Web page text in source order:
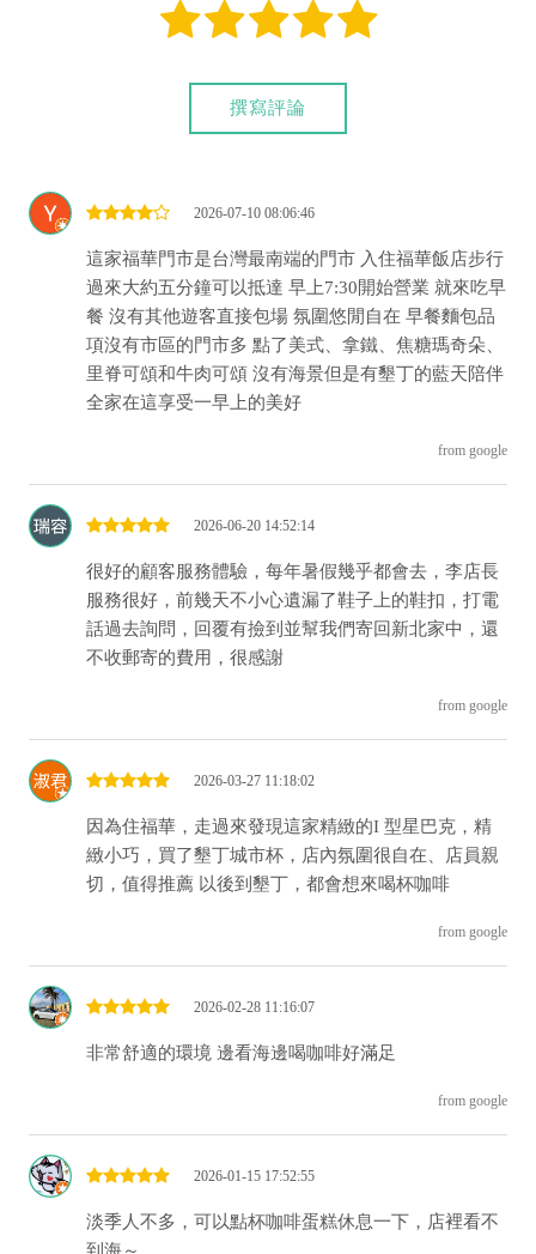
撰寫評論
2026-07-10 08:06:46
這家福華門市是台灣最南端的門市 入住福華飯店步行
過來大約五分鐘可以抵達 早上7:30開始營業 就來吃早
餐 沒有其他遊客直接包場 氛圍悠閒自在 早餐麵包品
項沒有市區的門市多 點了美式、拿鐵、焦糖瑪奇朵、
里脊可頌和牛肉可頌 沒有海景但是有墾丁的藍天陪伴
全家在這享受一早上的美好
from google
2026-06-20 14:52:14
很好的顧客服務體驗，每年暑假幾乎都會去，李店長
服務很好，前幾天不小心遺漏了鞋子上的鞋扣，打電
話過去詢問，回覆有撿到並幫我們寄回新北家中，還
不收郵寄的費用，很感謝
from google
2026-03-27 11:18:02
因為住福華，走過來發現這家精緻的I 型星巴克，精
緻小巧，買了墾丁城市杯，店內氛圍很自在、店員親
切，值得推薦 以後到墾丁，都會想來喝杯咖啡
from google
2026-02-28 11:16:07
非常舒適的環境 邊看海邊喝咖啡好滿足
from google
2026-01-15 17:52:55
淡季人不多，可以點杯咖啡蛋糕休息一下，店裡看不